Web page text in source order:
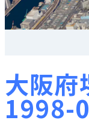
大阪府
1998-